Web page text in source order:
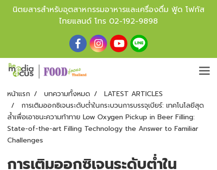
นิตยสารสำหรับอุตสาหกรรมอาหารและเครื่องดื่ม ฟู้ด โฟกัส
ไทยแลนด์ โทร 02-192-9898
หน้าแรก บทความทั้งหมด
LATEST ARTICLES
การเติมออกซิเจนระดับต่ำในกระบวนการบรรจุเบียร์: เทคโนโลยีสุด
ล้ำเพื่อเอาชนะความท้าทาย Low Oxygen Pickup in Beer Filling:
State-of-the-art Filling Technology the Answer to Familiar
Challenges
การเติมออกซิเจนระดับต่ำใน